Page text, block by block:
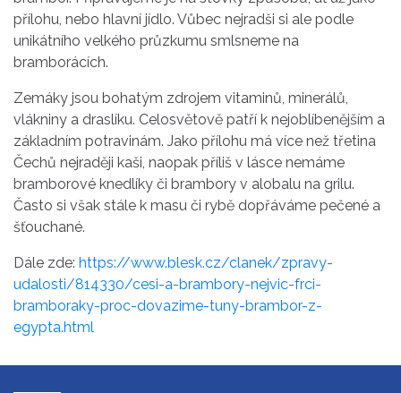
přílohu, nebo hlavní jídlo. Vůbec nejradši si ale podle
unikátního velkého průzkumu smlsneme na
bramborácích.
Zemáky jsou bohatým zdrojem vitaminů, minerálů,
vlákniny a draslíku. Celosvětově patří k nejoblíbenějším a
základním potravinám. Jako přílohu má více než třetina
Čechů nejraději kaši, naopak příliš v lásce nemáme
bramborové knedlíky či brambory v alobalu na grilu.
Často si však stále k masu či rybě dopřáváme pečené a
šťouchané.
Dále zde: https://www.blesk.cz/clanek/zpravy-
udalosti/814330/cesi-a-brambory-nejvic-frci-
bramboraky-proc-dovazime-tuny-brambor-z-
egypta.html